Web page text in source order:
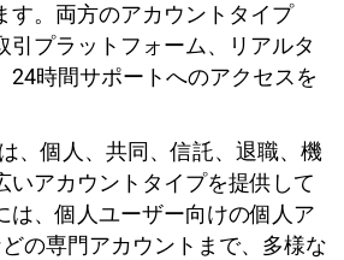
す。両方のアカウントタイプ
引プラットフォーム、リアルタ
24時間サポートへのアクセスを
、個人、共同、信託、退職、機
いアカウントタイプを提供して
は、個人ユーザー向けの個人ア
の専門アカウントまで、多様な